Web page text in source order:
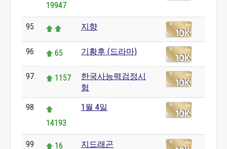
19947
95 지향
96 65 기황후 (드라마)
97 1157
한국사능력검정시
험
98
14193
1월 4일
99 16 지드래곤